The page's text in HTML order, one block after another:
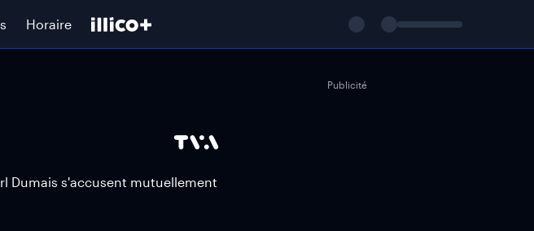
Horaire
Dumais s'accusent mutuellement
Publicité